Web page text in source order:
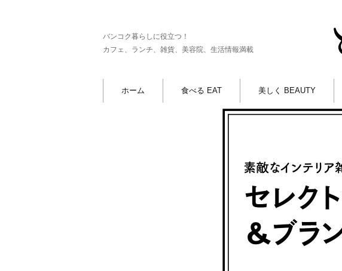
バンコク暮らしに役立つ！
カフェ、ランチ、雑貨、美容院、生活情報満載
ホーム 食べる EAT 美しく BEAUTY